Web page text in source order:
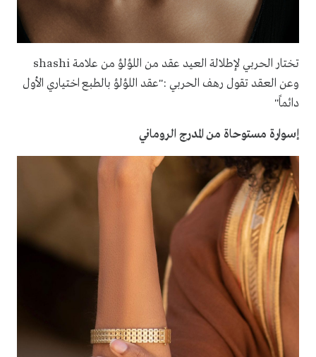
تختار الحربي لإطلالة العيد عقد من اللؤلؤ من علامة shashi
وعن العقد تقول رهف الحربي :"عقد اللؤلؤ بالطبع اختياري الأول
دائماً"